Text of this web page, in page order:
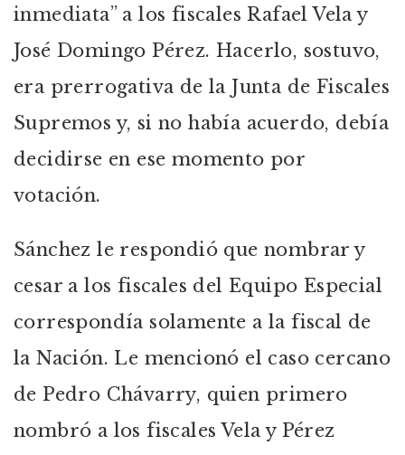
inmediata” a los fiscales Rafael Vela y
José Domingo Pérez. Hacerlo, sostuvo,
era prerrogativa de la Junta de Fiscales
Supremos y, si no había acuerdo, debía
decidirse en ese momento por
votación.
Sánchez le respondió que nombrar y
cesar a los fiscales del Equipo Especial
correspondía solamente a la fiscal de
la Nación. Le mencionó el caso cercano
de Pedro Chávarry, quien primero
nombró a los fiscales Vela y Pérez